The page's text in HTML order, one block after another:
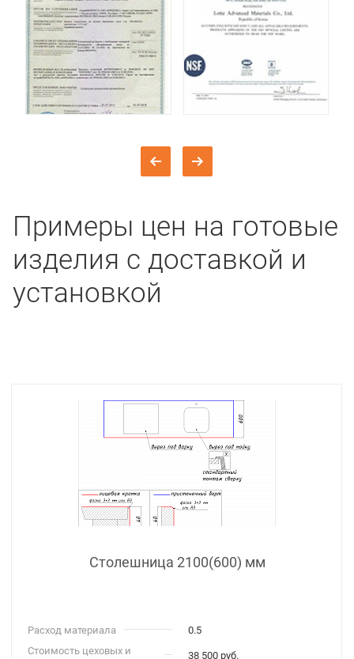
Примеры цен на готовые
изделия с доставкой и
установкой
Столешница 2100(600) мм
Расход материала
0.5
Стоимость цеховых и
38 500 руб.